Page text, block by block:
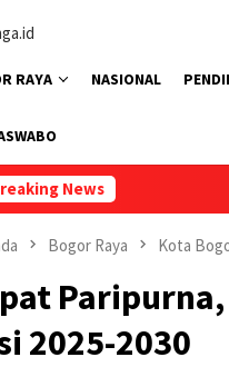
RAYA NASIONAL
News
Bogor Raya Kota
2025-2030